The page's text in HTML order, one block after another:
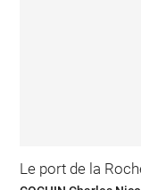
Le port de la